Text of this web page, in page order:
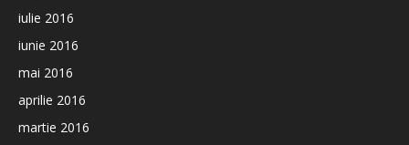
iulie 2016
iunie 2016
mai 2016
aprilie 2016
martie 2016